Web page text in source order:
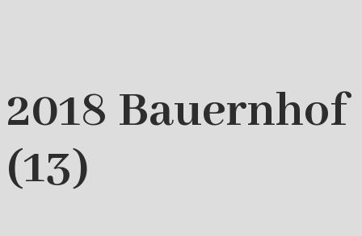
2018 Bauernhof
(13)